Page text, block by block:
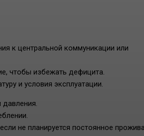
к центральной коммуникации или
чтобы избежать дефицита.
и условия эксплуатации.
не планируется постоянное